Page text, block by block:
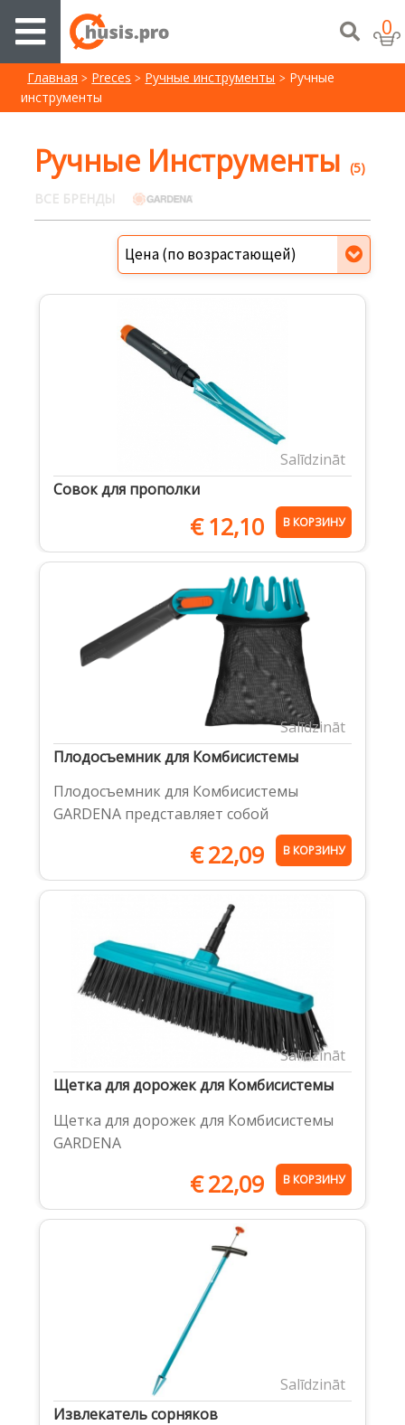
0
Главная Preces Ручные инструменты
Pучные
инструменты
Pучные Инструменты (5)
ВСЕ БРЕНДЫ
Salīdzināt
Совок для прополки
€12,10 В КОРЗИНУ
Salīdzināt
Плодосъемник для Комбисистемы
Плодосъемник для Комбисистемы
GARDENA представляет собой
€22,09 В КОРЗИНУ
Salīdzināt
Щетка для дорожек для Комбисистемы
Щетка для дорожек для Комбисистемы
GARDENA
€22,09 В КОРЗИНУ
Salīdzināt
Извлекатель сорняков